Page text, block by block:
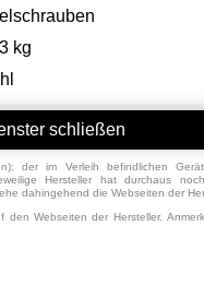
kg
schließen
der im Verleih befindlichen
Hersteller hat durchaus
dahingehend die Webseiten der
Webseiten der Hersteller.